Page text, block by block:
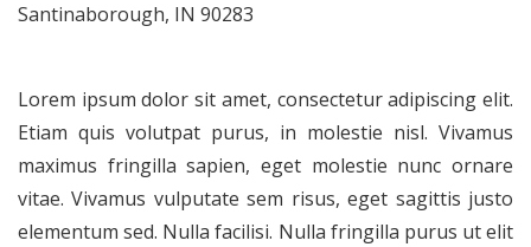
Santinaborough, IN 90283
Lorem ipsum dolor sit amet, consectetur adipiscing elit.
Etiam quis volutpat purus, in molestie nisl. Vivamus
maximus fringilla sapien, eget molestie nunc ornare
vitae. Vivamus vulputate sem risus, eget sagittis justo
elementum sed. Nulla facilisi. Nulla fringilla purus ut elit